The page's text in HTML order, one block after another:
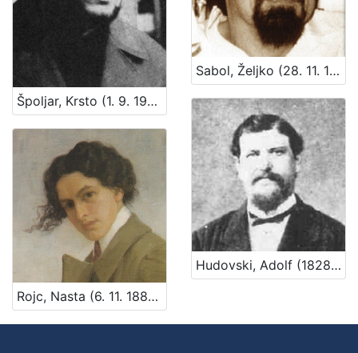
Špoljar, Krsto (1. 9. 1930. – 28. 11. 1977.)
Sabol, Željko (28. 11. 1941. – 5. 9. 1991)
Rojc, Nasta (6. 11. 1883. – 6. 11. 1964.)
Hudovski, Adolf (1828 – 29. 9. 1900.)